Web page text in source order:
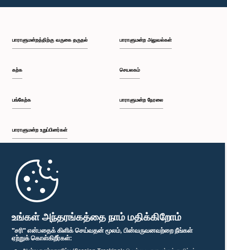
உங்கள் அந்தரங்கத்தை நாம் மதிக்கிறோம்
"சரி" என்பதைக் கிளிக் செய்வதன் மூலம், பின்வருவனவற்றை நீங்கள்
ஏற்றுக் கொள்கிறீர்கள்:
பாராளுமன்றத்திற்கு வருகை தருதல்
கற்க
பங்கேற்க
பாராளுமன்ற உறுப்பினர்கள்
முதற்பக்கம்
பாராளுமன்ற அலுவல்கள்
செயலகம்
பாராளுமன்ற நேரலை
பாராளுமன்ற கையடக்க செயலி